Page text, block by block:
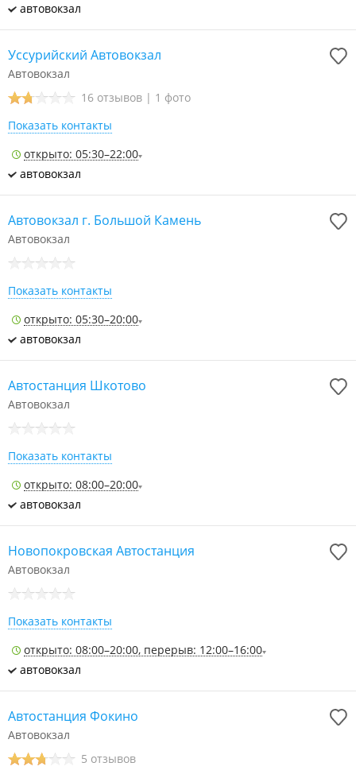
автовокзал
Уссурийский Автовокзал
Автовокзал
16 отзывов | 1 фото
Показать контакты
открыто: 05:30–22:00
автовокзал
Автовокзал г. Большой Камень
Автовокзал
Показать контакты
открыто: 05:30–20:00
автовокзал
Автостанция Шкотово
Автовокзал
Показать контакты
открыто: 08:00–20:00
автовокзал
Новопокровская Автостанция
Автовокзал
Показать контакты
открыто: 08:00–20:00, перерыв: 12:00–16:00
автовокзал
Автостанция Фокино
Автовокзал
5 отзывов